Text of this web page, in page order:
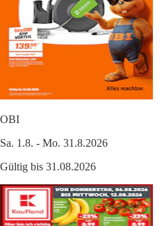
OBI
Sa. 1.8. - Mo. 31.8.2026
Gültig bis 31.08.2026